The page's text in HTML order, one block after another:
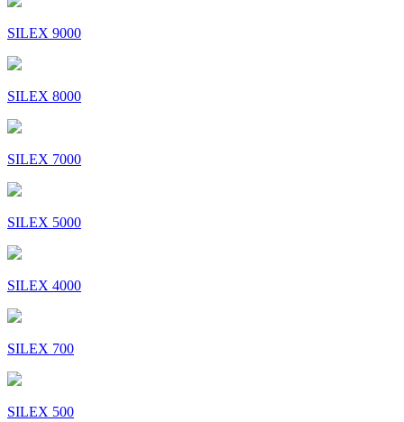
SILEX 9000
SILEX 8000
SILEX 7000
SILEX 5000
SILEX 4000
SILEX 700
SILEX 500